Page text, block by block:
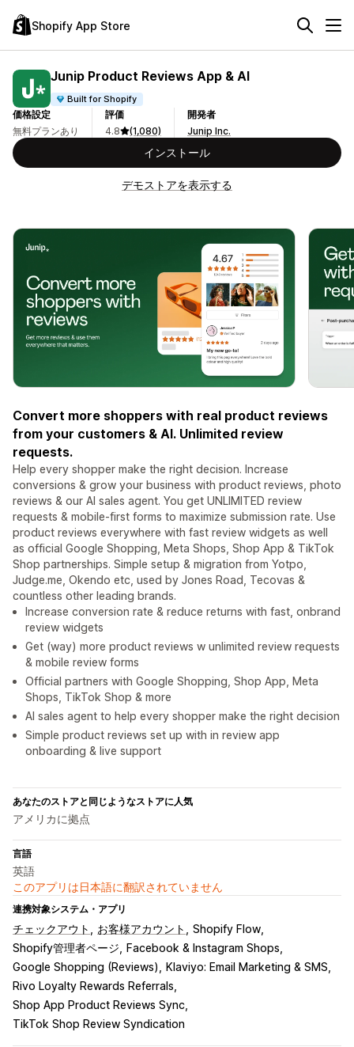
Shopify App Store
Junip Product Reviews App & AI
Built for Shopify
価格設定
無料プランあり
評価
4.8
(1,080)
開発者
Junip Inc.
インストール
デモストアを表示する
Convert more shoppers with real product reviews
from your customers & AI. Unlimited review
requests.
Help every shopper make the right decision. Increase
conversions & grow your business with product reviews, photo
reviews & our AI sales agent. You get UNLIMITED review
requests & mobile-first forms to maximize submission rate. Use
product reviews everywhere with fast review widgets as well
as official Google Shopping, Meta Shops, Shop App & TikTok
Shop partnerships. Simple setup & migration from Yotpo,
Judge.me, Okendo etc, used by Jones Road, Tecovas &
countless other leading brands.
Increase conversion rate & reduce returns with fast, onbrand
review widgets
Get (way) more product reviews w unlimited review requests
& mobile review forms
Official partners with Google Shopping, Shop App, Meta
Shops, TikTok Shop & more
AI sales agent to help every shopper make the right decision
Simple product reviews set up with in review app
onboarding & live support
あなたのストアと同じようなストアに人気
アメリカに拠点
言語
英語
このアプリは日本語に翻訳されていません
連携対象システム・アプリ
チェックアウト お客様アカウント
Shopify Flow
Shopify管理者ページ
Facebook & Instagram Shops
Google Shopping (Reviews)
Klaviyo: Email Marketing & SMS
Rivo Loyalty Rewards Referrals
Shop App Product Reviews Sync
TikTok Shop Review Syndication